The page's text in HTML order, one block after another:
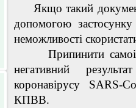
Якщо такий документ
допомогою
неможливості
Припинити
негативний
коронавірусу SARS-
КПВВ.